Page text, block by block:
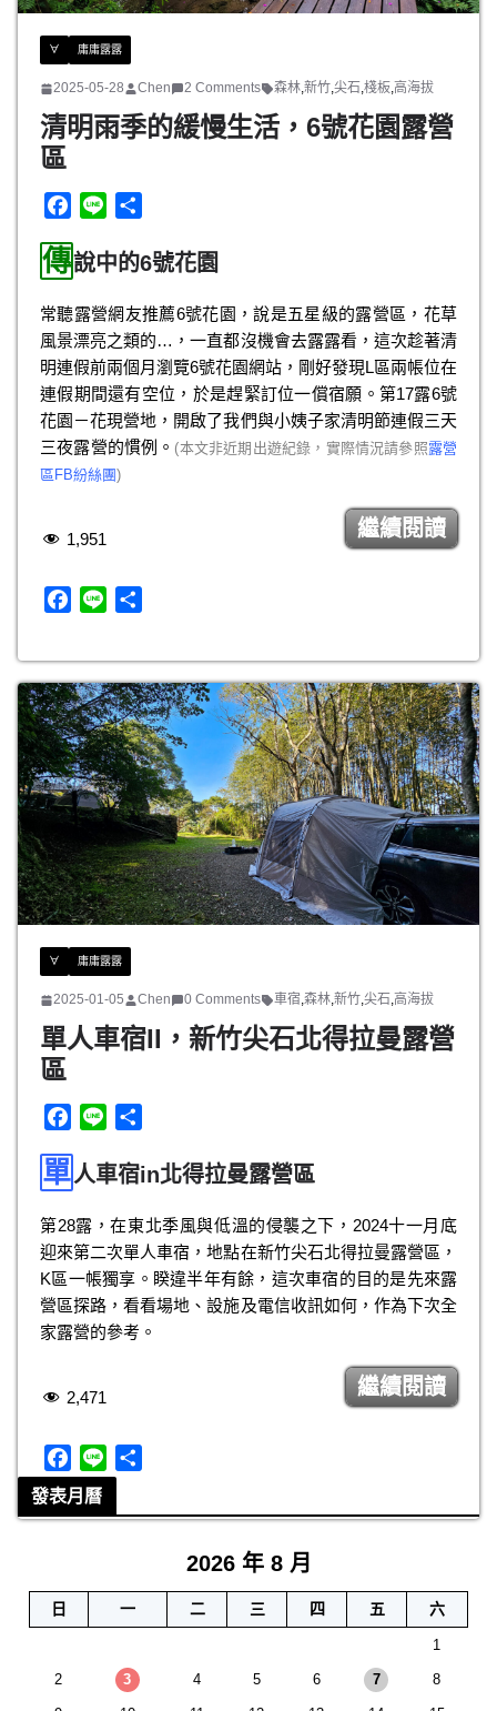
∀ 庸庸露露
2025-05-28 Chen 2 Comments 森林,新竹,尖石,棧板,高海拔
清明雨季的緩慢生活，6號花園露營
區
c
e
b
o
o
k
n
傳說中的6號花園
常聽露營網友推薦6號花園，說是五星級的露營區，花草
風景漂亮之類的…，一直都沒機會去露露看，這次趁著清
明連假前兩個月瀏覽6號花園網站，剛好發現L區兩帳位在
連假期間還有空位，於是趕緊訂位一償宿願。第17露6號
花園－花現營地，開啟了我們與小姨子家清明節連假三天
三夜露營的慣例。 (本文非近期出遊紀錄，實際情況請參照露營
區FB紛絲團)
繼續閱讀
1,951
e
b
o
o
k
e
∀ 庸庸露露
2025-01-05 Chen 0 Comments 車宿,森林,新竹,尖石,高海拔
單人車宿II，新竹尖石北得拉曼露營
區
e
b
o
o
k
n
單人車宿in北得拉曼露營區
第28露，在東北季風與低溫的侵襲之下，2024十一月底
迎來第二次單人車宿，地點在新竹尖石北得拉曼露營區，
K區一帳獨享。睽違半年有餘，這次車宿的目的是先來露
營區探路，看看場地、設施及電信收訊如何，作為下次全
家露營的參考。
繼續閱讀
2,471
a
c
o
發表月曆
2026 年 8 月
日 一 二 三 四 五 六
1
2 3 4 5 6 7 8